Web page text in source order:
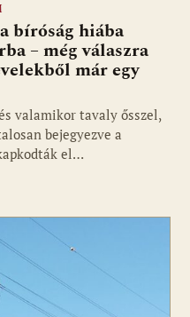
bíróság hiába
– még válaszra
már egy
valamikor tavaly ősszel,
bejegyezve a
el…